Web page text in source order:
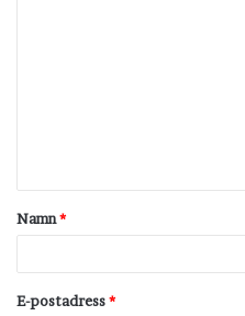
t
a
Namn*
E-postadress*